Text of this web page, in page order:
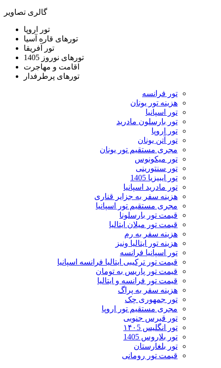
گالری تصاویر
تور اروپا
تورهای قاره آسیا
تور آفریقا
تورهای نوروز 1405
اقامت و مهاجرت
تورهای پرطرفدار
تور فرانسه
هزینه تور یونان
تور اسپانیا
تور بارسلون مادرید
تور اروپا
تور آتن یونان
مجری مستقیم تور یونان
تور میکونوس
تور سنتورینی
تور ایبیزیا 1405
تور مادرید اسپانیا
هزینه سفر به جزایر قناری
مجری مستقیم تور اسپانیا
قیمت تور بارسلونا
قیمت تور میلان ایتالیا
هزینه سفر به رم
هزینه تور ایتالیا ونیز
تور اسپانیا فرانسه
قیمت تور ترکیبی ایتالیا فرانسه اسپانیا
قیمت تور پاریس به تومان
قیمت تور فرانسه و ایتالیا
هزینه سفر به پراگ
تور جمهوری چک
مجری مستقیم تور اروپا
تور قبرس جنوبی
تور انگلیس ۱۴۰5
تور بلاروس 1405
تور بلغارستان
قیمت تور رومانی